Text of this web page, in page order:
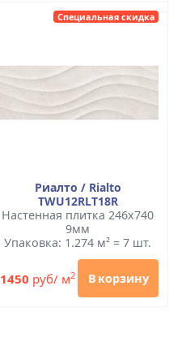
Специальная скидка
Риалто / Rialto
TWU12RLT18R
Настенная плитка 246x740
9мм
Упаковка: 1.274 м² = 7 шт.
1450 руб/ м2 В корзину